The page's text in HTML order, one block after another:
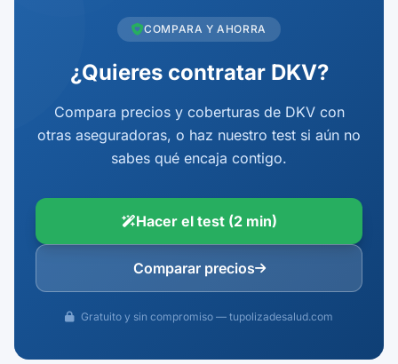
COMPARA Y AHORRA
¿Quieres contratar DKV?
Compara precios y coberturas de DKV con
otras aseguradoras, o haz nuestro test si aún no
sabes qué encaja contigo.
Hacer el test (2 min)
Comparar precios
Gratuito y sin compromiso — tupolizadesalud.com